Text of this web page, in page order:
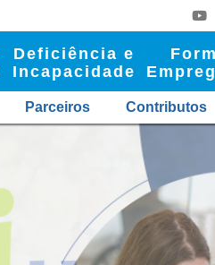
Deficiência e
Incapacidade
Parceiros Contributos